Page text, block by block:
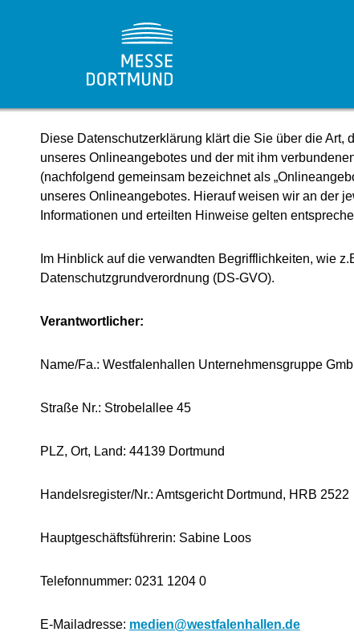
Diese Datenschutzerklärung klärt die Sie über die Art,
unseres Onlineangebotes und der mit ihm
(nachfolgend gemeinsam bezeichnet als
unseres Onlineangebotes. Hierauf weisen wir an der
Informationen und erteilten Hinweise gelten
Im Hinblick auf die verwandten Begrifflichkeiten, wie
Datenschutzgrundverordnung (DS-GVO).
Verantwortlicher:
Name/Fa.: Westfalenhallen Unternehmensgruppe
Straße Nr.: Strobelallee 45
PLZ, Ort, Land: 44139 Dortmund
Handelsregister/Nr.: Amtsgericht Dortmund, HRB 2522
Hauptgeschäftsführerin: Sabine Loos
Telefonnummer: 0231 1204 0
E-Mailadresse: medien@westfalenhallen.de